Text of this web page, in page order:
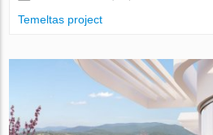
Temeltas project